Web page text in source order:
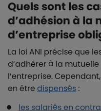
Quels sont les
d’adhésion à la
d’entreprise
La loi ANI précise que
d’adhérer à la
l’entreprise.
en êtredispensés :
les salariés en